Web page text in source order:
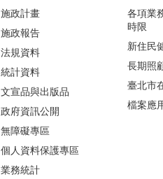
施政計畫
施政報告
法規資料
統計資料
文宣品與出版品
政府資訊公開
無障礙專區
個人資料保護專區
業務統計
各項業
時限
新住民
長期照
臺北市
檔案應